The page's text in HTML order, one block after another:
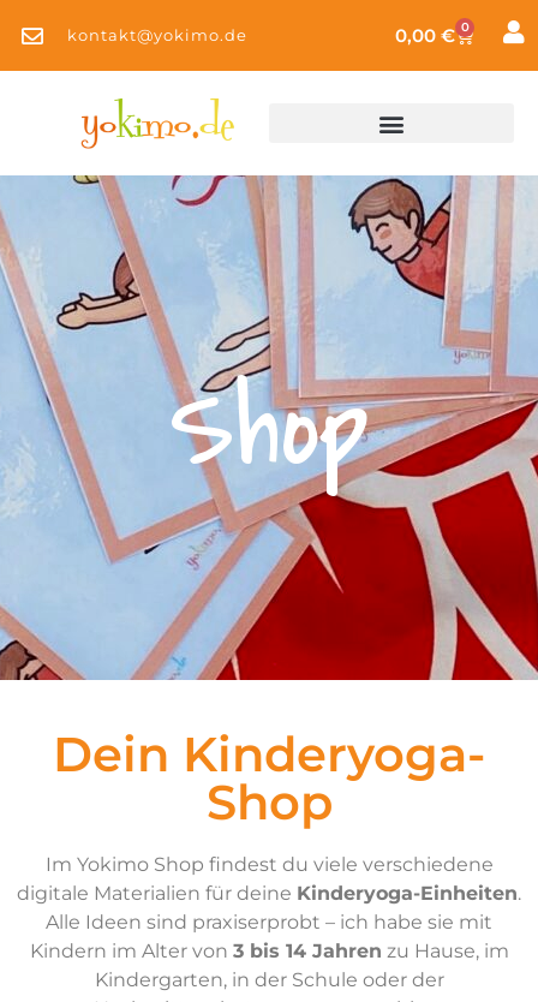
kontakt@yokimo.de 0,00 € 0
Shop
Dein Kinderyoga-
Shop
Im Yokimo Shop findest du viele verschiedene
digitale Materialien für deine Kinderyoga-Einheiten.
Alle Ideen sind praxiserprobt – ich habe sie mit
Kindern im Alter von 3 bis 14 Jahren zu Hause, im
Kindergarten, in der Schule oder der